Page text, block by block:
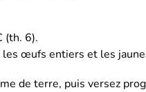
(th. 6).
œufs entiers et les
de terre, puis versez